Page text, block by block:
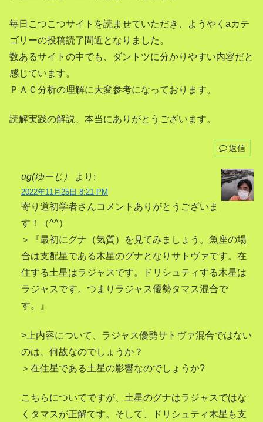
毎日こつこつサイトを読ませていただき、ようやくaカテ
ゴリーの投稿読了間近となりました。
数あるサイトの中でも、ダントツに分かりやすい内容だと
感じています。
ＰＡＣ分析の理解に大変参考になっております。
読解実践の解説、本当にありがとうございます。
返信
ug(ゆーじ） より:
2022年11月25日 8:21 PM
寄り道初学者さんコメントありがとうございま
す！（^^）
＞『最初にグナ（気質）を見てみましょう。魚座の場
合は支配星である木星のグナとなりサトヴァです。在
住する土星はラジャスです。ドリシュティする木星は
ラジャスです。つまりラジャス優勢タマス混合で
す。』
>上内容について、ラジャス優勢サトヴァ混合ではない
のは、何故なのでしょうか？
＞在住星である土星の影響なのでしょうか?
こちらについてですが、土星のグナはラジャスではな
くタマスが正解です。そして、ドリシュティ木星も支